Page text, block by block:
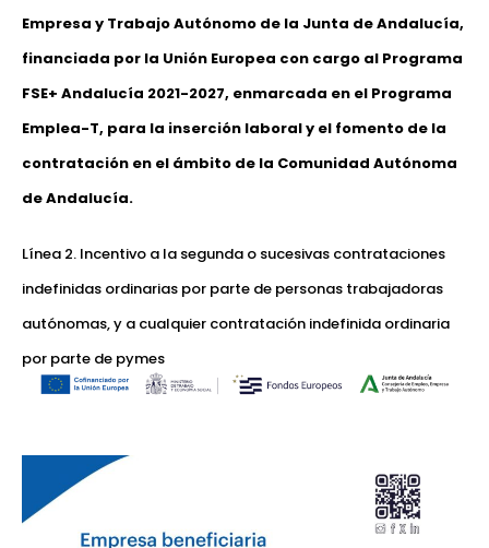
Empresa y Trabajo Autónomo de la Junta de Andalucía,
financiada por la Unión Europea con cargo al Programa
FSE+ Andalucía 2021-2027, enmarcada en el Programa
Emplea-T, para la inserción laboral y el fomento de la
contratación en el ámbito de la Comunidad Autónoma
de Andalucía.
Línea 2. Incentivo a la segunda o sucesivas contrataciones
indefinidas ordinarias por parte de personas trabajadoras
autónomas, y a cualquier contratación indefinida ordinaria
por parte de pymes